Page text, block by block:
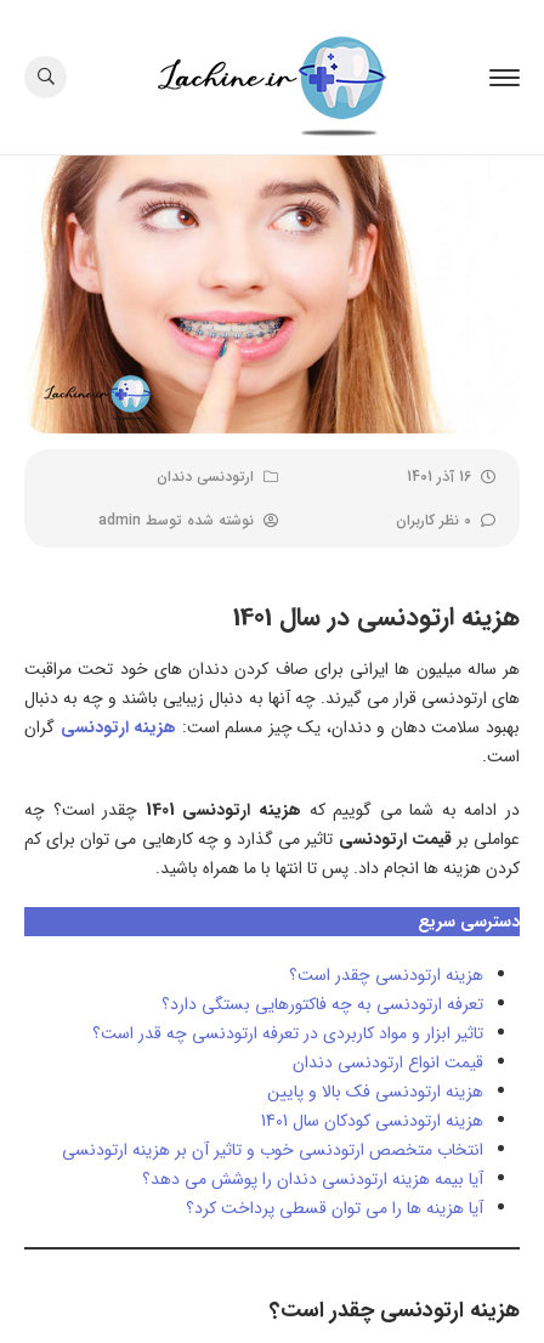
16 آذر 1401
ارتودنسی دندان
0 نظر کاربران
نوشته شده توسط admin
هزینه ارتودنسی در سال 1401
هر ساله میلیون ها ایرانی برای صاف کردن دندان های خود تحت مراقبت
های ارتودنسی قرار می گیرند. چه آنها به دنبال زیبایی باشند و چه به دنبال
بهبود سلامت دهان و دندان، یک چیز مسلم است: هزینه ارتودنسی گران
است.
در ادامه به شما می گوییم که هزینه ارتودنسی 1401
چقدر است؟ چه
عواملی برقیمت ارتودنسی تاثیر می گذارد و چه کارهایی می توان برای کم
کردن هزینه ها انجام داد. پس تا انتها با ما همراه باشید.
دسترسی سریع
هزینه ارتودنسی چقدر است؟
تعرفه ارتودنسی به چه فاکتورهایی بستگی دارد؟
تاثیر ابزار و مواد کاربردی در تعرفه ارتودنسی چه قدر است؟
قیمت انواع ارتودنسی دندان
هزینه ارتودنسی فک بالا و پایین
هزینه ارتودنسی کودکان سال 1401
انتخاب متخصص ارتودنسی خوب و تاثیر آن بر هزینه ارتودنسی
آیا بیمه هزینه ارتودنسی دندان را پوشش می دهد؟
آیا هزینه ها را می توان قسطی پرداخت کرد؟
هزینه ارتودنسی چقدر است؟